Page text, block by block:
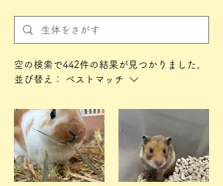
空の検索で442件の結果が見つかりました。
並び替え：
ベストマッチ